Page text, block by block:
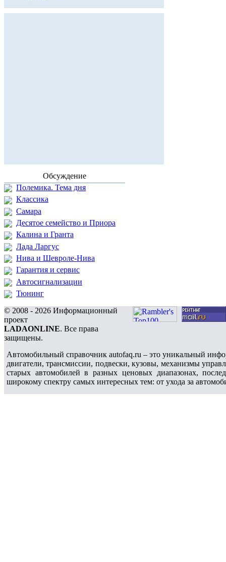
Обсуждение
Полемика. Тема дня
Классика
Самара
Десятое семейство и Приора
Калина и Гранта
Лада Ларгус
Нива и Шевроле-Нива
Гарантия и сервис
Автосигнализации
Тюнинг
© 2008 - 2026 Информационный
проект
LADAONLINE. Все права
защищены.
Автомобильный справочник autofaq.ru – это уникальный
двигатели, трансмиссии, подвески, кузовы, механизмы
старых автомобилей в разных ценовых диапазонах,
широкому спектру самых интересных тем: от ухода за